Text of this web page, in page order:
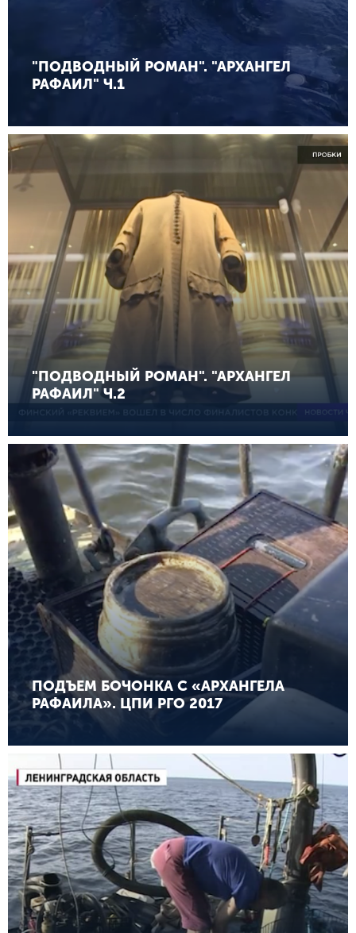
"ПОДВОДНЫЙ РОМАН". "АРХАНГЕЛ
РАФАИЛ" Ч.1
"ПОДВОДНЫЙ РОМАН". "АРХАНГЕЛ
РАФАИЛ" Ч.2
ПОДЪЕМ БОЧОНКА С «АРХАНГЕЛА
РАФАИЛА». ЦПИ РГО 2017